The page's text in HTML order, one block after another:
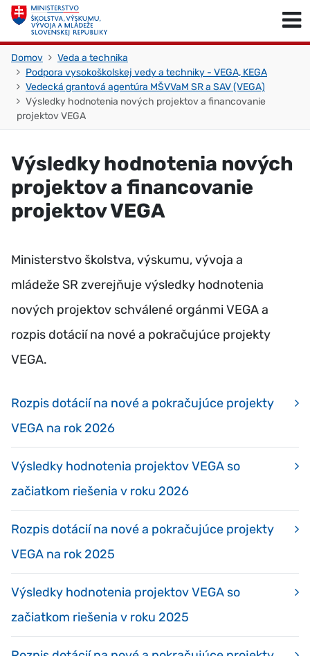
Skočiť na obsah
Domov
Veda a technika
Podpora vysokoškolskej vedy a techniky - VEGA, KEGA
Vedecká grantová agentúra MŠVVaM SR a SAV (VEGA)
Výsledky hodnotenia nových projektov a financovanie
projektov VEGA
Výsledky hodnotenia nových
projektov a financovanie
projektov VEGA
Ministerstvo školstva, výskumu, vývoja a
mládeže SR zverejňuje výsledky hodnotenia
nových projektov schválené orgánmi VEGA a
rozpis dotácií na nové a pokračujúce projekty
VEGA.
Rozpis dotácií na nové a pokračujúce projekty
VEGA na rok 2026
Výsledky hodnotenia projektov VEGA so
začiatkom riešenia v roku 2026
Rozpis dotácií na nové a pokračujúce projekty
VEGA na rok 2025
Výsledky hodnotenia projektov VEGA so
začiatkom riešenia v roku 2025
Skočiť na začiatok stránky